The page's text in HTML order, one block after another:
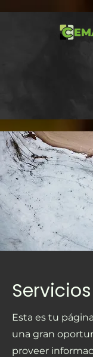
Servicios
Esta es tu
una gran
proveer